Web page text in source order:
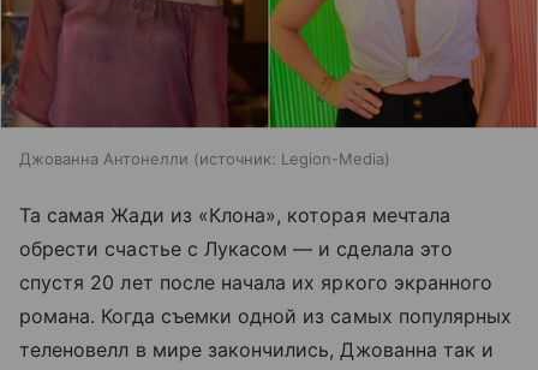
Джованна Антонелли источник: Legion-Media
Та самая Жади из «Клона», которая мечтала
обрести счастье с Лукасом — и сделала это
спустя 20 лет после начала их яркого экранного
романа. Когда съемки одной из самых популярных
теленовелл в мире закончились, Джованна так и